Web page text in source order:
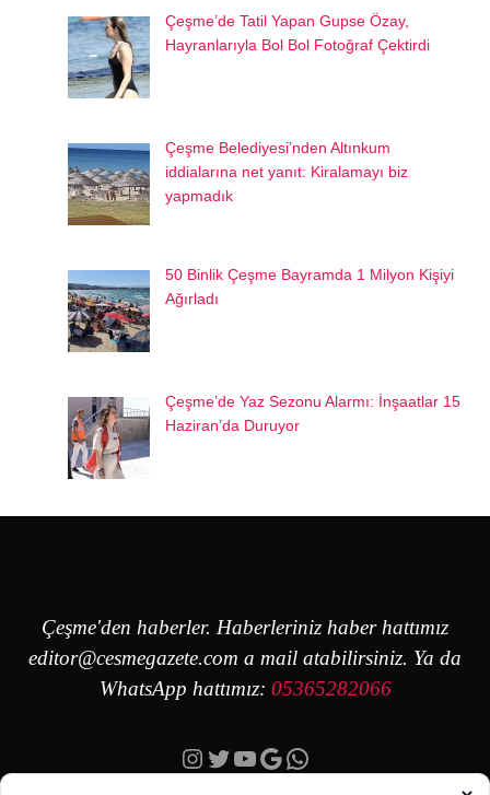
Çeşme’de Tatil Yapan Gupse Özay,
Hayranlarıyla Bol Bol Fotoğraf Çektirdi
Çeşme Belediyesi’nden Altınkum
iddialarına net yanıt: Kiralamayı biz
yapmadık
50 Binlik Çeşme Bayramda 1 Milyon Kişiyi
Ağırladı
Çeşme’de Yaz Sezonu Alarmı: İnşaatlar 15
Haziran’da Duruyor
Çeşme'den haberler. Haberleriniz haber hattımız
editor@cesmegazete.com a mail atabilirsiniz. Ya da
WhatsApp hattımız: 05365282066
Instagram
Twitter
YouTube
Google
https://wa.me/